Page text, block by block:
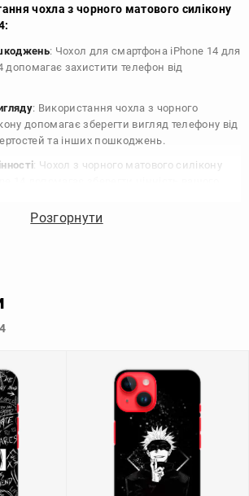
чохла з чорного матового силікону
: Чохол для смартфона iPhone 14 для
допомагає захистити телефон від
: Використання чохла з чорного
допомагає зберегти вигляд телефону від
та інших пошкоджень.
: Чохол з чорного матового силікону
в майбутньому.
- це дуже корисний аксесуар, який
пристрій, зберегти його цінність і
Розгорнути